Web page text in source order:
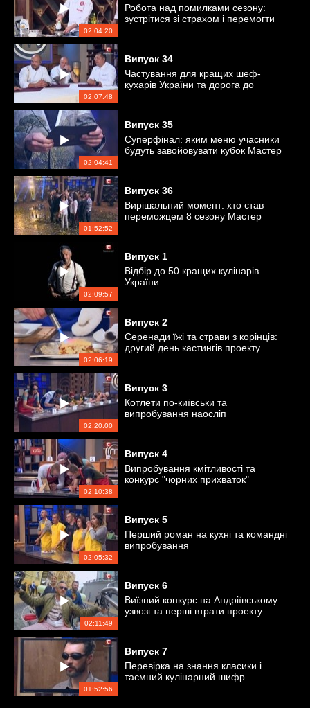
02:04:20
Робота над помилками сезону:
зустрітися зі страхом і перемогти
02:07:48
Випуск 34
Частування для кращих шеф-
кухарів України та дорога до
02:04:41
Випуск 35
Суперфінал: яким меню учасники
будуть завойовувати кубок Мастер
01:52:52
Випуск 36
Вирішальний момент: хто став
переможцем 8 сезону Мастер
02:09:57
Випуск 1
Відбір до 50 кращих кулінарів
України
02:06:19
Випуск 2
Серенади їжі та страви з корінців:
другий день кастингів проекту
02:20:00
Випуск 3
Котлети по-київськи та
випробування наосліп
02:10:38
Випуск 4
Випробування кмітливості та
конкурс "чорних прихваток"
02:05:32
Випуск 5
Перший роман на кухні та командні
випробування
02:11:49
Випуск 6
Виїзний конкурс на Андріївському
узвозі та перші втрати проекту
01:52:56
Випуск 7
Перевірка на знання класики і
таємний кулінарний шифр